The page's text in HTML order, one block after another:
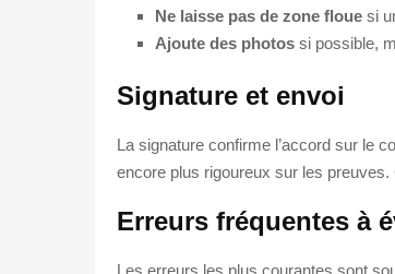
Ne laisse pas de zone floue si
Ajoute des photos si possible,
Signature et envoi
La signature confirme l’accord sur le
encore plus rigoureux sur les
Erreurs fréquentes à
Les erreurs les plus courantes sont